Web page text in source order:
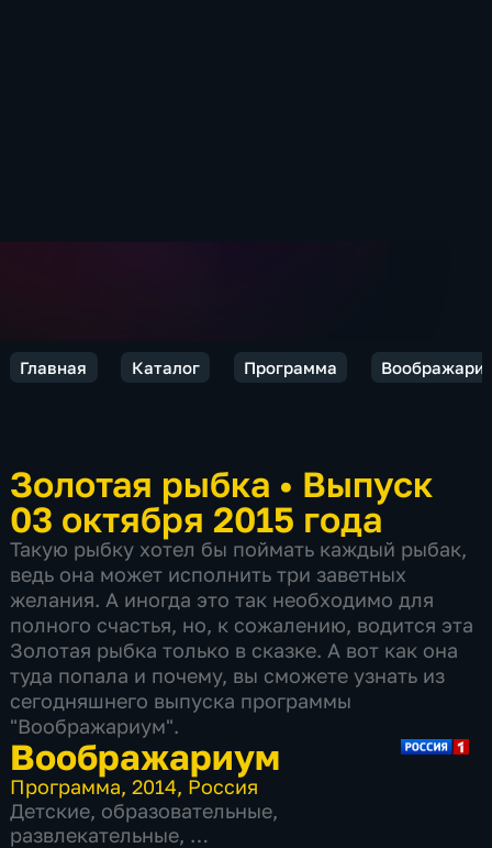
Главная Каталог Программа
Золотая рыбка • Выпуск
03 октября 2015 года
Такую рыбку хотел бы поймать каждый рыбак,
ведь она может исполнить три заветных
желания. А иногда это так необходимо для
полного счастья, но, к сожалению, водится эта
Золотая рыбка только в сказке. А вот как она
туда попала и почему, вы сможете узнать из
сегодняшнего выпуска программы
"Воображариум".
Воображариум
Программа,2014, Россия
Детские, образовательные,
развлекательные,